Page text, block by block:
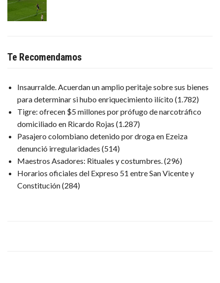
Te Recomendamos
Insaurralde. Acuerdan un amplio peritaje sobre sus bienes
para determinar si hubo enriquecimiento ilícito (1.782)
Tigre: ofrecen $5 millones por prófugo de narcotráfico
domiciliado en Ricardo Rojas (1.287)
Pasajero colombiano detenido por droga en Ezeiza
denunció irregularidades (514)
Maestros Asadores: Rituales y costumbres. (296)
Horarios oficiales del Expreso 51 entre San Vicente y
Constitución(284)